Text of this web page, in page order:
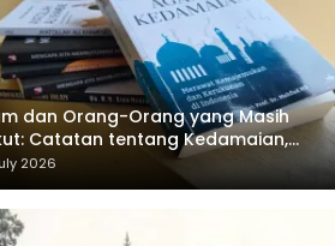
dan Orang-Orang yang Masih
Catatan tentang Kedamaian,
dan Negara dalam
Masykuri Abdillah
2026